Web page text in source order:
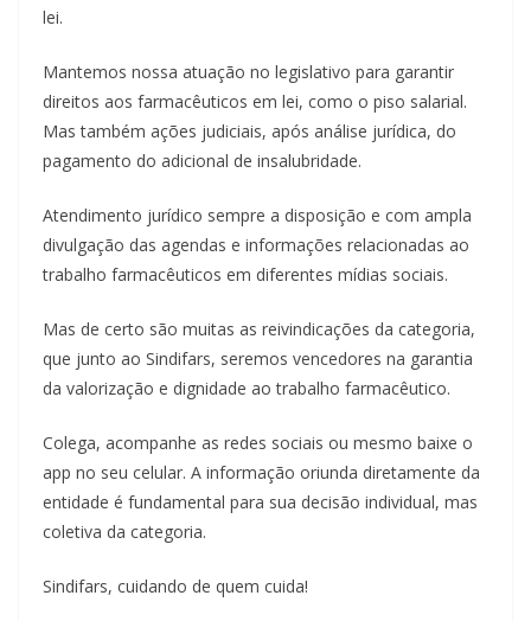
lei.
Mantemos nossa atuação no legislativo para garantir
direitos aos farmacêuticos em lei, como o piso salarial.
Mas também ações judiciais, após análise jurídica, do
pagamento do adicional de insalubridade.
Atendimento jurídico sempre a disposição e com ampla
divulgação das agendas e informações relacionadas ao
trabalho farmacêuticos em diferentes mídias sociais.
Mas de certo são muitas as reivindicações da categoria,
que junto ao Sindifars, seremos vencedores na garantia
da valorização e dignidade ao trabalho farmacêutico.
Colega, acompanhe as redes sociais ou mesmo baixe o
app no seu celular. A informação oriunda diretamente da
entidade é fundamental para sua decisão individual, mas
coletiva da categoria.
Sindifars, cuidando de quem cuida!